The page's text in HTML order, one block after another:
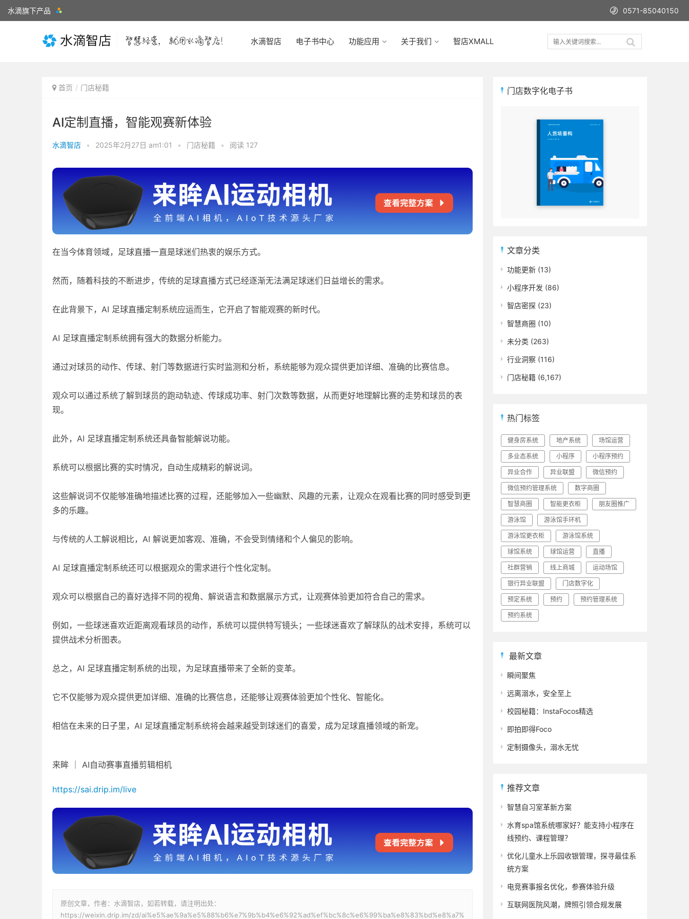
水滴旗下产品 0571-85040150
水滴智店 电子书中心 功能应用 关于我们 智店XMALL
首页 门店秘籍
AI定制直播，智能观赛新体验
水滴智店 • 2025年2月27日 am1:01 • 门店秘籍 • 阅读 127
在当今体育领域，足球直播一直是球迷们热衷的娱乐方式。
然而，随着科技的不断进步，传统的足球直播方式已经逐渐无法满足球迷们日益增长的需求。
在此背景下，AI 足球直播定制系统应运而生，它开启了智能观赛的新时代。
AI 足球直播定制系统拥有强大的数据分析能力。
通过对球员的动作、传球、射门等数据进行实时监测和分析，系统能够为观众提供更加详细、准确的比赛信息。
观众可以通过系统了解到球员的跑动轨迹、传球成功率、射门次数等数据，从而更好地理解比赛的走势和球员的表
现。
此外，AI 足球直播定制系统还具备智能解说功能。
系统可以根据比赛的实时情况，自动生成精彩的解说词。
这些解说词不仅能够准确地描述比赛的过程，还能够加入一些幽默、风趣的元素，让观众在观看比赛的同时感受到更
多的乐趣。
与传统的人工解说相比，AI 解说更加客观、准确，不会受到情绪和个人偏见的影响。
AI 足球直播定制系统还可以根据观众的需求进行个性化定制。
观众可以根据自己的喜好选择不同的视角、解说语言和数据展示方式，让观赛体验更加符合自己的需求。
例如，一些球迷喜欢近距离观看球员的动作，系统可以提供特写镜头；一些球迷喜欢了解球队的战术安排，系统可以
提供战术分析图表。
总之，AI 足球直播定制系统的出现，为足球直播带来了全新的变革。
它不仅能够为观众提供更加详细、准确的比赛信息，还能够让观赛体验更加个性化、智能化。
相信在未来的日子里，AI 足球直播定制系统将会越来越受到球迷们的喜爱，成为足球直播领域的新宠。
来眸 ｜ AI自动赛事直播剪辑相机
https://sai.drip.im/live
原创文章，作者：水滴智店，如若转载，请注明出处：
https://weixin.drip.im/zd/ai%e5%ae%9a%e5%88%b6%e7%9b%b4%e6%92%ad%ef%bc%8c%e6%99%ba%e8%83%bd%e8%a7%
门店数字化电子书
文章分类
功能更新 (13)
小程序开发 (86)
智店密探 (23)
智慧商圈 (10)
未分类 (263)
行业洞察 (116)
门店秘籍 (6,167)
热门标签
健身房系统 地产系统 场馆运营
多业态系统 小程序 小程序预约
异业合作 异业联盟 微信预约
微信预约管理系统 数字商圈
智慧商圈 智能更衣柜 朋友圈推广
游泳馆 游泳馆手环机
游泳馆更衣柜 游泳馆系统
球馆系统 球馆运营 直播
社群营销 线上商城 运动场馆
银行异业联盟 门店数字化
预定系统 预约 预约管理系统
预约系统
最新文章
瞬间聚焦
远离溺水，安全至上
校园秘籍：InstaFocos精选
即拍即得Foco
定制摄像头，溺水无忧
推荐文章
智慧自习室革新方案
水育spa馆系统哪家好？能支持小程序在
线预约、课程管理？
优化儿童水上乐园收银管理，探寻最佳系
统方案
电竞赛事报名优化，参赛体验升级
互联网医院风潮，牌照引领合规发展